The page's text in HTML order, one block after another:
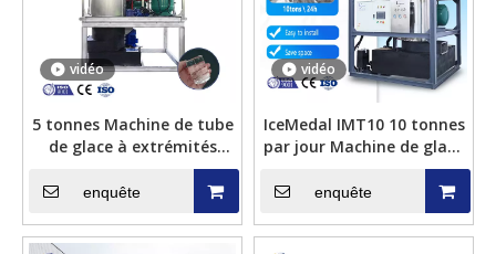
vidéo
5 tonnes Machine de tube
de glace à extrémités
plates à coups plats
industriels pour boissons
enquête
vidéo
IceMedal IMT10 10 tonnes
par jour Machine de glace
de tube de cylindre
tubulaire intégré
enquête